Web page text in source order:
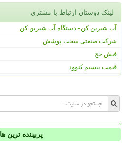
لینک دوستان ارتباط با مشتری
آب شیرین کن - دستگاه آب شیرین کن
شرکت صنعتی سخت پوشش
فیش حج
قیمت بیسیم کنوود
پربیننده ترین ها